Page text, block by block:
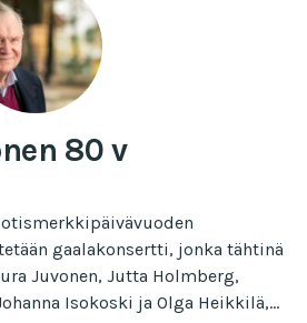
80 v
gaalakonsertti, jonka tähtinä
Juvonen, Jutta Holmberg,
Isokoski ja Olga Heikkilä,...